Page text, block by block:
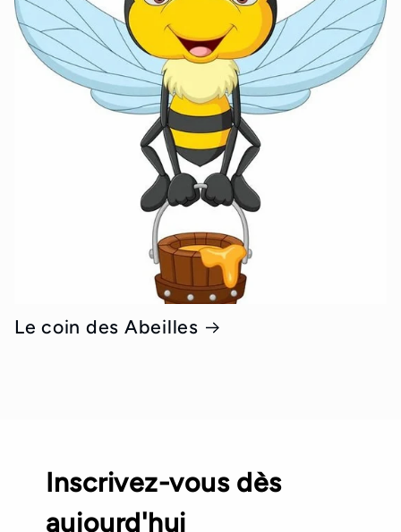
Le coin des Abeilles
Inscrivez-vous dès
aujourd'hui